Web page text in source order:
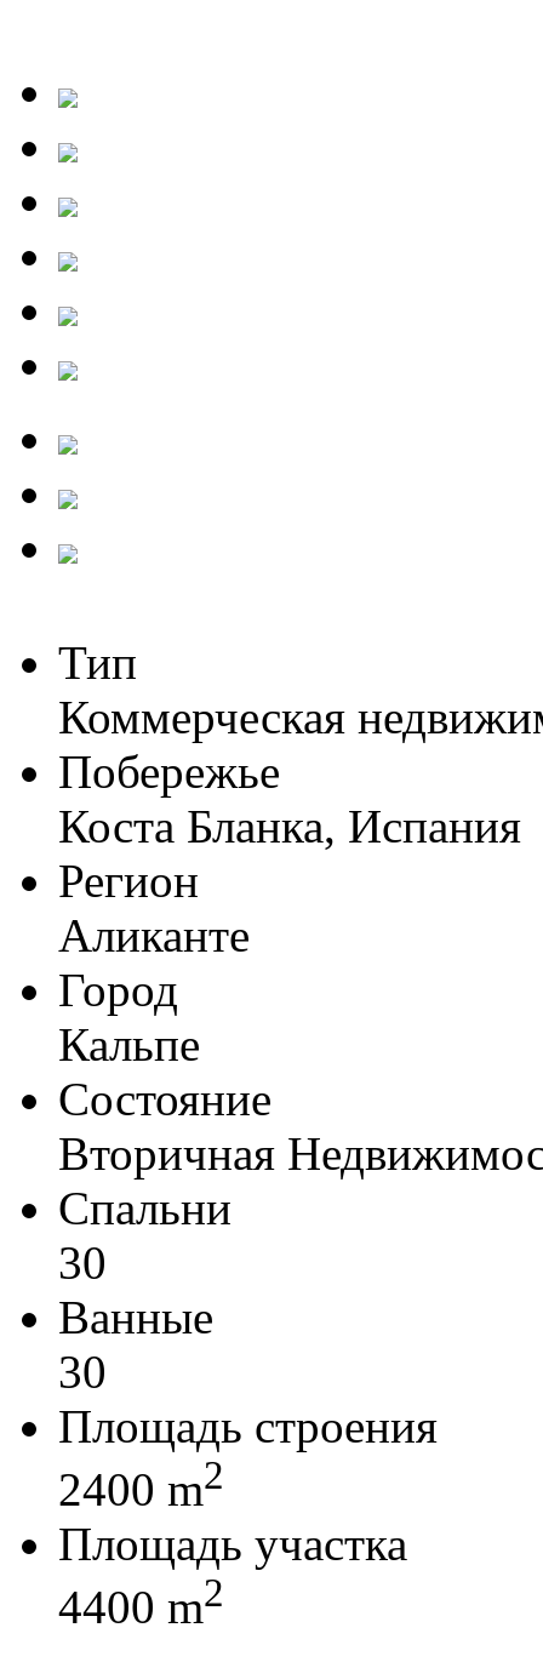
Тип
Коммерческая
Побережье
Коста Бланка, Испания
Регион
Аликанте
Город
Кальпе
Состояние
Вторичная
Спальни
30
Ванные
30
Площадь строения
2400 m2
Площадь участка
4400 m2